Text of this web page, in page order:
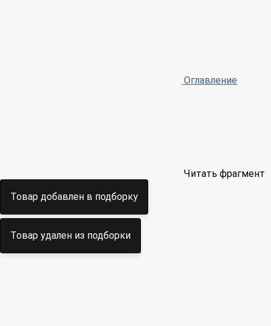
Оглавление
Читать фрагмент
Товар добавлен в подборку
Товар удален из подборки